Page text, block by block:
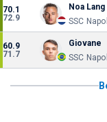
70.1
72.9
Noa Lang
SSC
60.9
71.7
Giovane
SSC